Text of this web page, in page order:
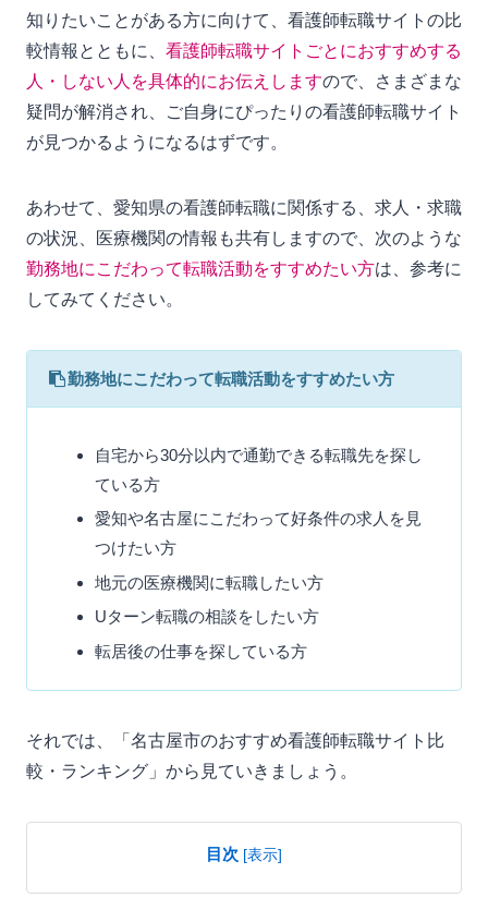
知りたいことがある方に向けて、看護師転職サイトの比
較情報とともに、 看護師転職サイトごとにおすすめする
人・しない人を具体的にお伝えしますので、さまざまな
疑問が解消され、ご自身にぴったりの看護師転職サイト
が見つかるようになるはずです。
あわせて、愛知県の看護師転職に関係する、求人・求職
の状況、医療機関の情報も共有しますので、次のような
勤務地にこだわって転職活動をすすめたい方は、参考に
してみてください。
勤務地にこだわって転職活動をすすめたい方
自宅から30分以内で通勤できる転職先を探し
ている方
愛知や名古屋にこだわって好条件の求人を見
つけたい方
地元の医療機関に転職したい方
Uターン転職の相談をしたい方
転居後の仕事を探している方
それでは、「名古屋市のおすすめ看護師転職サイト比
較・ランキング」から見ていきましょう。
目次 [表示]